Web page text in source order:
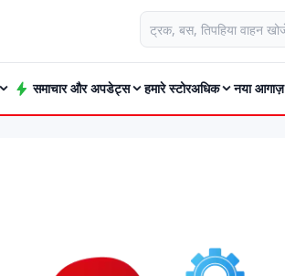
समाचार और अपडेट्स हमारे स्टोरअधिक नया आगाज़